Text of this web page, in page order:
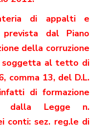
di appalti e
dal Piano
della corruzione
soggetta al tetto di
comma 13, del D.L.
di formazione
dalla Legge n.
conti: sez. reg.le di